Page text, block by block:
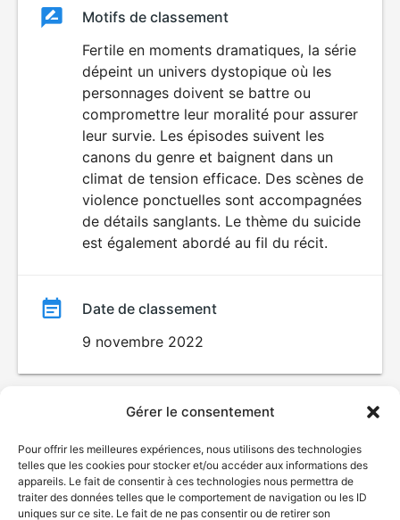
Gérer le consentement
Pour offrir les meilleures expériences, nous utilisons des technologies
telles que les cookies pour stocker et/ou accéder aux informations des
appareils. Le fait de consentir à ces technologies nous permettra de
traiter des données telles que le comportement de navigation ou les ID
uniques sur ce site. Le fait de ne pas consentir ou de retirer son
ClassementClassement
VIOLENCE
Motifs de classement
Fertile en moments dramatiques, la série
dépeint un univers dystopique où les
personnages doivent se battre ou
compromettre leur moralité pour assurer
leur survie. Les épisodes suivent les
canons du genre et baignent dans un
climat de tension efficace. Des scènes de
violence ponctuelles sont accompagnées
de détails sanglants. Le thème du suicide
est également abordé au fil du récit.
Date de classement
9 novembre 2022